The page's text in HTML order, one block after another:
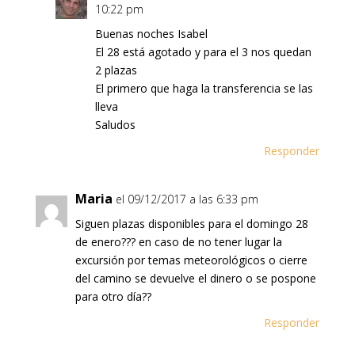
10:22 pm
Buenas noches Isabel
El 28 está agotado y para el 3 nos quedan
2 plazas
El primero que haga la transferencia se las
lleva
Saludos
Responder
Maria el 09/12/2017 a las 6:33 pm
Siguen plazas disponibles para el domingo 28
de enero??? en caso de no tener lugar la
excursión por temas meteorológicos o cierre
del camino se devuelve el dinero o se pospone
para otro día??
Responder